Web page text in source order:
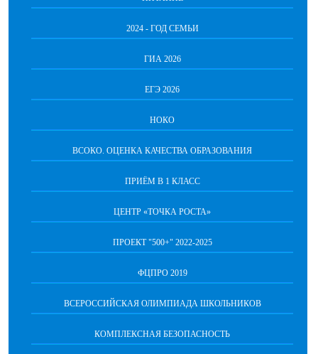
2024 - ГОД СЕМЬИ
ГИА 2026
ЕГЭ 2026
НОКО
ВСОКО. ОЦЕНКА КАЧЕСТВА ОБРАЗОВАНИЯ
ПРИЁМ В 1 КЛАСС
ЦЕНТР «ТОЧКА РОСТА»
ПРОЕКТ "500+" 2022-2025
ФЦПРО 2019
ВСЕРОССИЙСКАЯ ОЛИМПИАДА ШКОЛЬНИКОВ
КОМПЛЕКСНАЯ БЕЗОПАСНОСТЬ